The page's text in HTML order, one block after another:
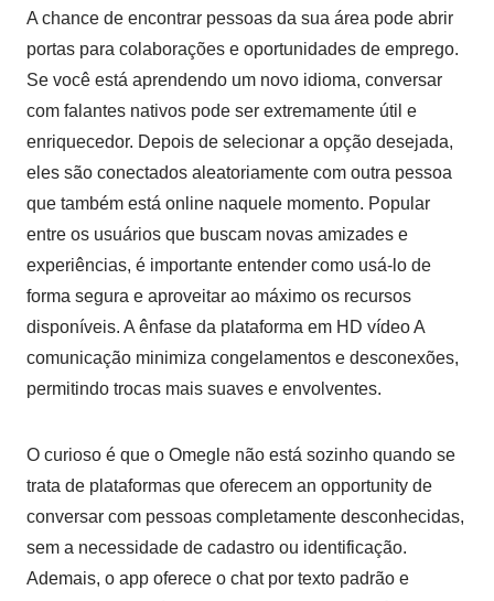
A chance de encontrar pessoas da sua área pode abrir
portas para colaborações e oportunidades de emprego.
Se você está aprendendo um novo idioma, conversar
com falantes nativos pode ser extremamente útil e
enriquecedor. Depois de selecionar a opção desejada,
eles são conectados aleatoriamente com outra pessoa
que também está online naquele momento. Popular
entre os usuários que buscam novas amizades e
experiências, é importante entender como usá-lo de
forma segura e aproveitar ao máximo os recursos
disponíveis. A ênfase da plataforma em HD vídeo A
comunicação minimiza congelamentos e desconexões,
permitindo trocas mais suaves e envolventes.
O curioso é que o Omegle não está sozinho quando se
trata de plataformas que oferecem an opportunity de
conversar com pessoas completamente desconhecidas,
sem a necessidade de cadastro ou identificação.
Ademais, o app oferece o chat por texto padrão e